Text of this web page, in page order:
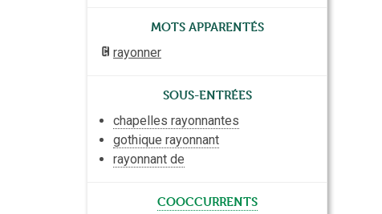
Mots apparentés
rayonner
Sous-entrées
chapelles rayonnantes
gothique rayonnant
rayonnant de
cooccurrents